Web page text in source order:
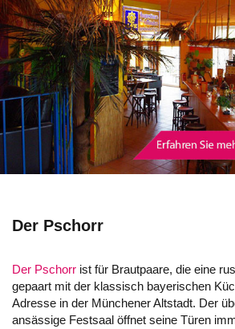
Der Pschorr
Der Pschorr ist für Brautpaare, die eine
gepaart mit der klassisch bayerischen
Adresse in der Münchener Altstadt. Der
ansässige Festsaal öffnet seine Türen